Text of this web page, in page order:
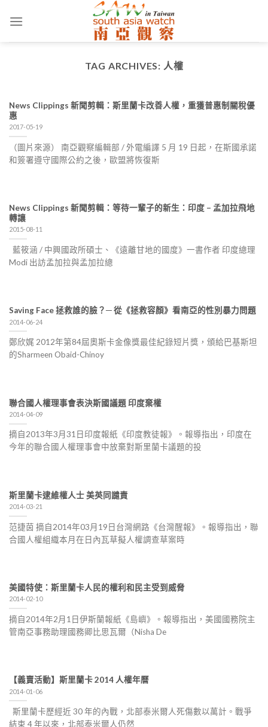
TAG ARCHIVES: 人權
News Clippings 新聞剪輯：斯里蘭卡改善人權，重獲普惠制關稅優
惠
2017-05-19
（圖片來源） 南亞觀察編輯部 / 外電編譯 5 月 19 日起，在斯國承諾
和簽署遵守國際公約之後，歐盟將恢復斯
News Clippings 新聞剪輯：等待一輩子的新生：印度 – 孟加拉飛地
轉讓
2015-08-11
藍筱涵 / 中興國政所碩士、《遠離甘地的國度》一書作者 印度總理
Modi 出訪孟加拉與孟加拉總
Saving Face 拯救誰的臉？─ 從《拯救容顏》看南亞的性別暴力問題
2014-06-24
鄭欣娓 2012年第84屆奧斯卡金像獎最佳紀錄短片獎，頒給巴基斯坦
的Sharmeen Obaid-Chinoy
聯合國人權理事會表決斯國議題 印度棄權
2014-04-09
摘自2013年3月31日印度報紙《印度教徒報》。報導指出，印度在
今年的聯合國人權理事會中放棄對斯里蘭卡議題的投
斯里蘭卡逮維權人士 美英同譴責
2014-03-21
范捷茵 摘自2014年03月19日台灣網路《台灣醒報》。報導指出，聯
合國人權組織本月在日內瓦草擬人權調查草案時
美國特使：斯里蘭卡人民的權利和民主受到威脅
2014-02-10
摘自2014年2月1日伊斯蘭報紙《島嶼》。報導指出，美國國務院主
管南亞事務助理國務卿比思瓦爾（Nisha De
【義賣活動】斯里蘭卡 2014 人權年曆
2014-01-06
斯里蘭卡歷經近 30 年的內戰，北部泰米爾人死傷數以萬計。戰爭
結束 4 年以來，北部泰米爾人仍然